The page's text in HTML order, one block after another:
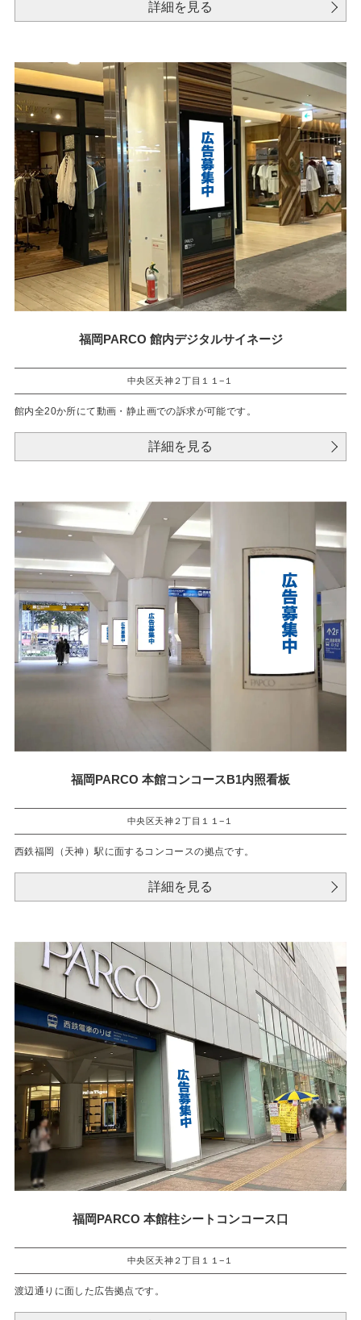
詳細を見る
福岡PARCO 館内デジタルサイネージ
中央区天神２丁目１１−１
館内全20か所にて動画・静止画での訴求が可能です。
詳細を見る
福岡PARCO 本館コンコースB1内照看板
中央区天神２丁目１１−１
西鉄福岡（天神）駅に面するコンコースの拠点です。
詳細を見る
福岡PARCO 本館柱シートコンコース口
中央区天神２丁目１１−１
渡辺通りに面した広告拠点です。